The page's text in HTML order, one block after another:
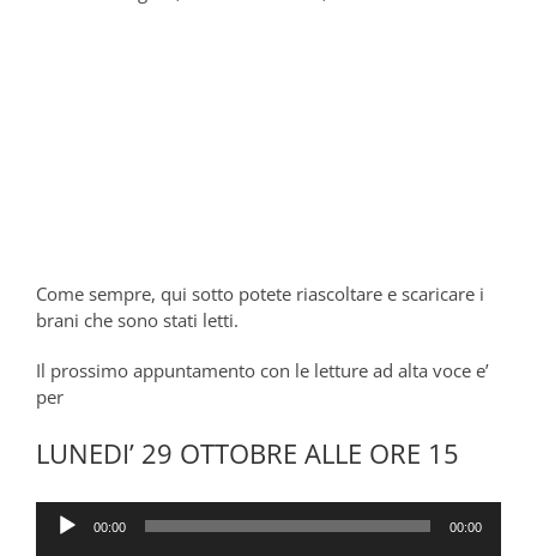
Come sempre, qui sotto potete riascoltare e scaricare i
brani che sono stati letti.
Il prossimo appuntamento con le letture ad alta voce e’
per
LUNEDI’ 29 OTTOBRE ALLE ORE 15
Audio
Player
00:00 00:00